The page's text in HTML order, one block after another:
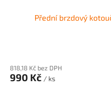
Přední brzdový
818,18 Kč bez DPH
990 Kč / ks